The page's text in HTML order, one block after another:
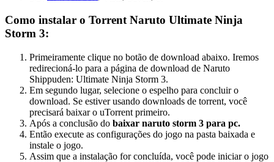
Como instalar o Torrent Naruto Ultimate Ninja
Storm 3:
Primeiramente clique no botão de download abaixo. Iremos
redirecioná-lo para a página de download de Naruto
Shippuden: Ultimate Ninja Storm 3.
Em segundo lugar, selecione o espelho para concluir o
download. Se estiver usando downloads de torrent, você
precisará baixar o uTorrent primeiro.
Após a conclusão do baixar naruto storm 3 para pc.
Então execute as configurações do jogo na pasta baixada e
instale o jogo.
Assim que a instalação for concluída, você pode iniciar o jogo